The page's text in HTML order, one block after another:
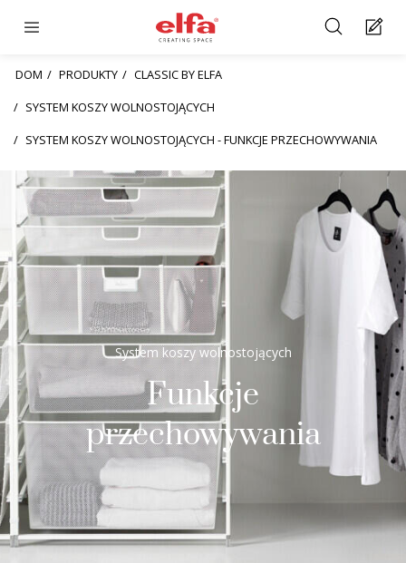
DOM PRODUKTY
CLASSIC BY ELFA
SYSTEM KOSZY WOLNOSTOJĄCYCH
SYSTEM KOSZY WOLNOSTOJĄCYCH - FUNKCJE PRZECHOWYWANIA
System koszy wolnostojących
Funkcje
przechowywania